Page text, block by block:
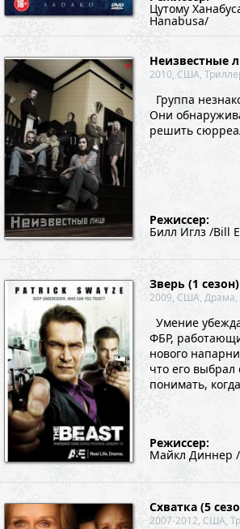
Цутому
Hanabusa/
Неизвестные
2010, США,
Группа
Они
решить
Режиссер:
Билл Иглз /Bill
Зверь (1 сезон)
2009, США, Драма,
Умение
ФБР,
нового
что его
понимать,
Режиссер:
Майкл Диннер
Схватка (5
2007-2012, США,